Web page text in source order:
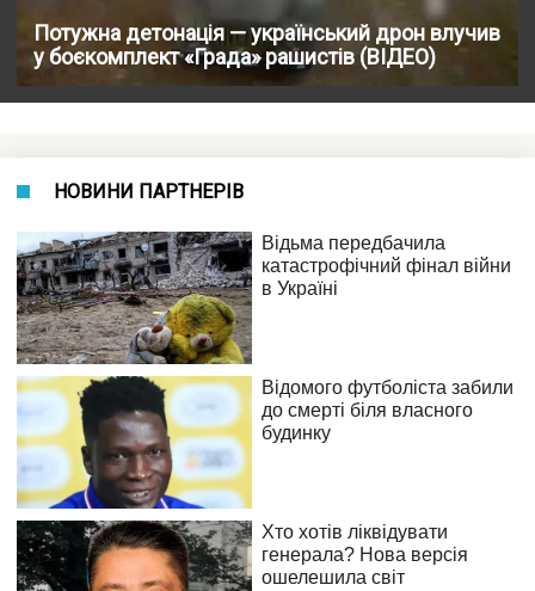
Потужна детонація — український дрон влучив
у боєкомплект «Града» рашистів (ВІДЕО)
НОВИНИ ПАРТНЕРІВ